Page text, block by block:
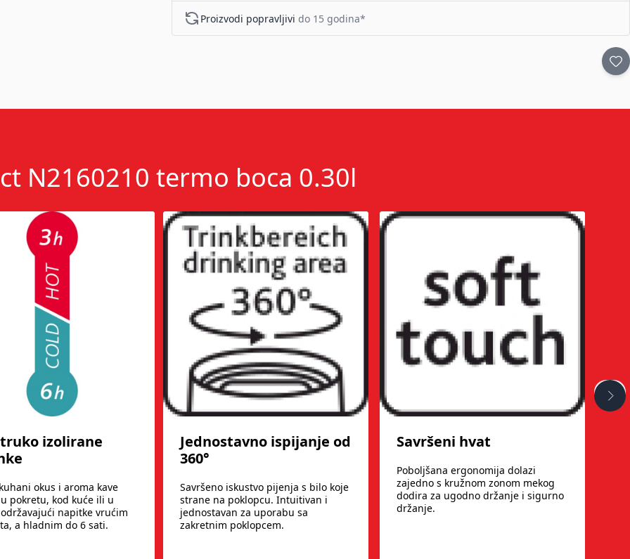
Proizvodi popravljivi do 15 godina*
N2160210 termo boca 0.30l
izolirane
okus i aroma kave
pokretu, kod kuće ili u
napitke vrućim
a hladnim do 6 sati.
Jednostavno ispijanje od
360°
Savršeno iskustvo pijenja s bilo koje
strane na poklopcu. Intuitivan i
jednostavan za uporabu sa
zakretnim poklopcem.
Savršeni hvat
Poboljšana ergonomija dolazi
zajedno s kružnom zonom mekog
dodira za ugodno držanje i sigurno
držanje.